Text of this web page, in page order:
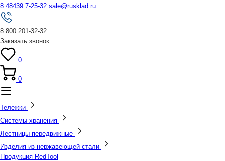
8 48439 7-25-32 sale@rusklad.ru
8 800 201-32-32
Заказать звонок
0
0
Тележки
Системы хранения
Лестницы передвижные
Изделия из нержавеющей стали
Продукция RedTool